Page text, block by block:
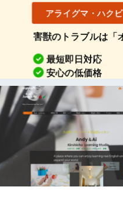
オールサービス